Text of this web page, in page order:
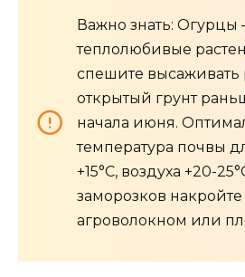
Важно знать: Огурцы
теплолюбивые
спешите высаживать
открытый грунт
начала июня.
температура почвы
+15°C, воздуха +20-
заморозков накройте
агроволокном или